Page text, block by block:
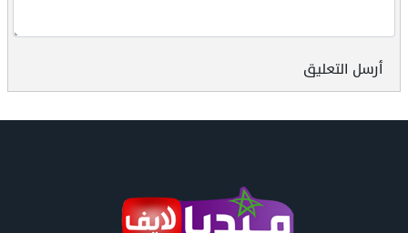
أرسل التعليق